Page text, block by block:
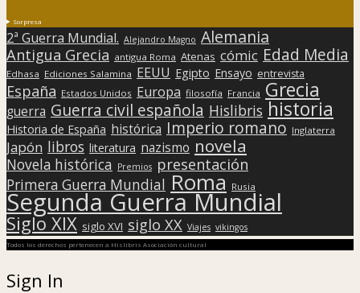
Sorpresa
2ª Guerra Mundial. Alejandro Magno Alemania
Antigua Grecia antigua Roma Atenas cómic Edad Media
Edhasa Ediciones Salamina EEUU Egipto Ensayo entrevista
España Estados Unidos Europa filosofía Francia Grecia
guerra Guerra civil española Hislibris historia
Historia de España histórica Imperio romano Inglaterra
Japón libros literatura nazismo novela
Novela histórica Premios presentación
Primera Guerra Mundial Roma Rusia
Segunda Guerra Mundial
Siglo XIX siglo XVI siglo XX Viajes vikingos
Todos los derechos pertenecen a Hislibris Asociación cultural
Sign In